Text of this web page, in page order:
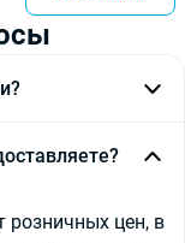
нами:
и мы высылаем
розничных цен, в